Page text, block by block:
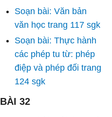
Soạn bài: Văn bản
văn học trang 117 sgk
Soạn bài: Thực hành
các phép tu từ: phép
điệp và phép đối trang
124 sgk
BÀI 32